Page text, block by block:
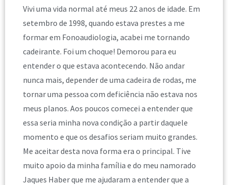
Vivi uma vida normal até meus 22 anos de idade. Em
setembro de 1998, quando estava prestes a me
formar em Fonoaudiologia, acabei me tornando
cadeirante. Foi um choque! Demorou para eu
entender o que estava acontecendo. Não andar
nunca mais, depender de uma cadeira de rodas, me
tornar uma pessoa com deficiência não estava nos
meus planos. Aos poucos comecei a entender que
essa seria minha nova condição a partir daquele
momento e que os desafios seriam muito grandes.
Me aceitar desta nova forma era o principal. Tive
muito apoio da minha família e do meu namorado
Jaques Haber que me ajudaram a entender que a